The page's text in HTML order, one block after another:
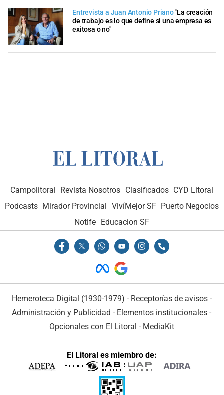
Entrevista a Juan Antonio Priano"La creación
de trabajo es lo que define si una empresa es
exitosa o no"
Campolitoral Revista Nosotros Clasificados CYD Litoral
Podcasts Mirador Provincial VivíMejor SF Puerto Negocios
Notife Educacion SF
Hemeroteca Digital (1930-1979) - Receptorías de avisos -
Administración y Publicidad - Elementos institucionales -
Opcionales con El Litoral - MediaKit
El Litoral es miembro de: